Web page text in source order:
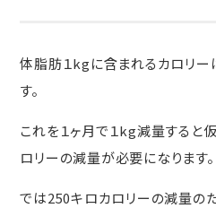
体脂肪１kgに含まれるカロリ
す。
これを１ヶ月で１kg減量すると
ロリーの減量が必要になります。
では250キロカロリーの減量の